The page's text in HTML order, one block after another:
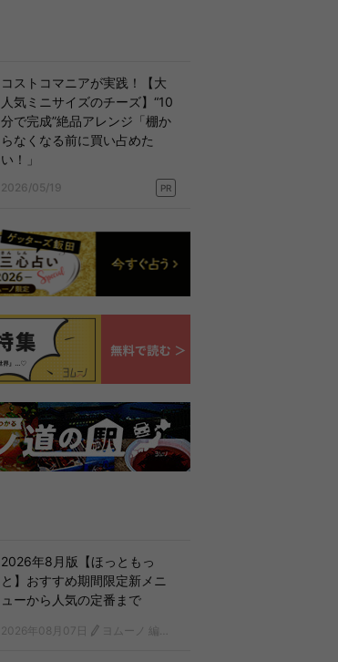
コストコマニアが実践！【大
人気ミニサイズのチーズ】“10
分で完成”絶品アレンジ「棚か
らなくなる前に買い占めた
い！」
2026/05/19 PR
2026年8月版【ほっともっ
と】おすすめ期間限定新メニ
ューから人気の定番まで
2026年08月07日 ヨムーノ 編集部